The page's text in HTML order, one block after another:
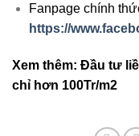
Fanpage chính
https://
Xem thêm: Đầu tư
chỉ hơn 100Tr/m2